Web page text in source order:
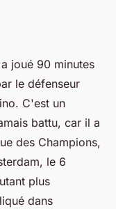
joué 90 minutes
le défenseur
C'est un
battu, car il a
des Champions,
le 6
plus
dans